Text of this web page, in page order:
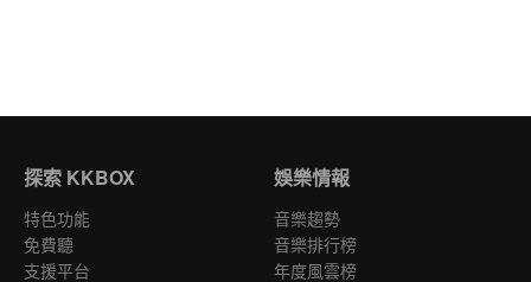
探索 KKBOX
特色功能
免費聽
支援平台
娛樂情報
音樂趨勢
音樂排行榜
年度風雲榜